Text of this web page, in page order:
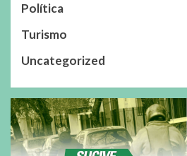
Política
Turismo
Uncategorized